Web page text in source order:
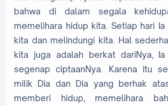
bahwa di dalam segala
memelihara hidup kita. Setiap hari
kita dan melindungi kita. Hal
kita juga adalah berkat dariNya,
segenap ciptaanNya. Karena itu
milik Dia dan Dia yang berhak
memberi hidup, memelihara